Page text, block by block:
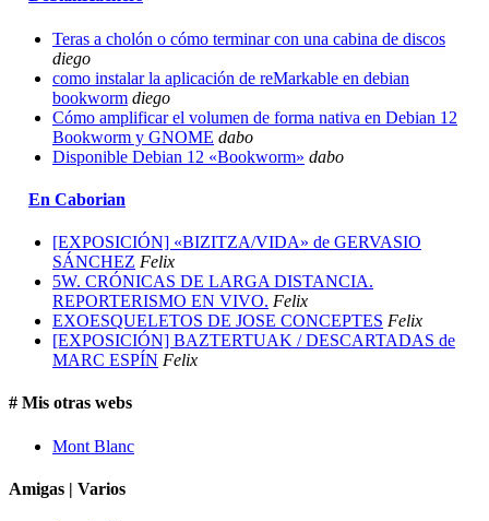
Teras a cholón o cómo terminar con una cabina de discos
diego
como instalar la aplicación de reMarkable en debian
bookworm diego
Cómo amplificar el volumen de forma nativa en Debian 12
Bookworm y GNOME dabo
Disponible Debian 12 «Bookworm» dabo
En Caborian
[EXPOSICIÓN] «BIZITZA/VIDA» de GERVASIO
SÁNCHEZ Felix
5W. CRÓNICAS DE LARGA DISTANCIA.
REPORTERISMO EN VIVO. Felix
EXOESQUELETOS DE JOSE CONCEPTES Felix
[EXPOSICIÓN] BAZTERTUAK / DESCARTADAS de
MARC ESPÍN Felix
# Mis otras webs
Mont Blanc
Amigas | Varios